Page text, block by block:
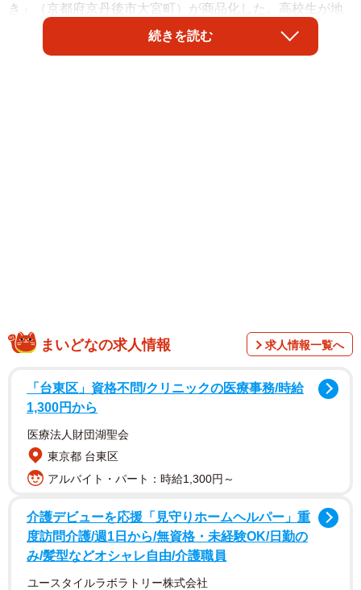
き」（京都府京丹後市大宮町）が商品化した。高校生が地
元食材を使って競う昨年１１月の「第１０回ご当地！絶品
うまいもん甲子園」で、同高が優勝した際のレシピを基に
続きを読む
まいどなの求人情報 求人情報一覧へ
「台東区」資格不問/クリニックの医療事務/時給
1,300円から
医療法人財団湖聖会
東京都 台東区
アルバイト・パート：時給1,300円～
介護デビューを応援「見守りホームヘルパー」重
度訪問介護/週1日から/無資格・未経験OK/日勤の
み/髪型などオシャレ自由/介護職員
ユースタイルラボラトリー株式会社